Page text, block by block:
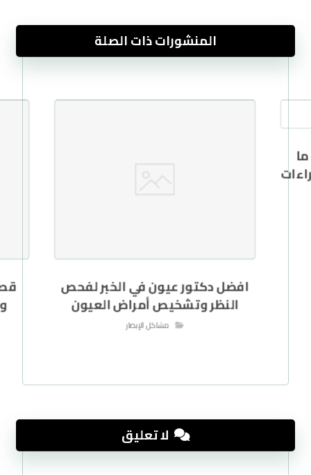
المنشورات ذات الصلة
افضل دكتور عيون في الخبر لفحص
النظر وتشخيص أمراض العيون
مشاكل الإبصار
لا تعليق